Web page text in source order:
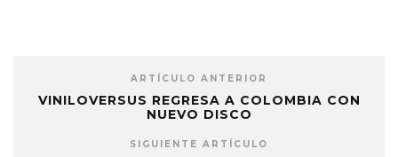
ARTÍCULO ANTERIOR
VINILOVERSUS REGRESA A COLOMBIA CON
NUEVO DISCO
SIGUIENTE ARTÍCULO